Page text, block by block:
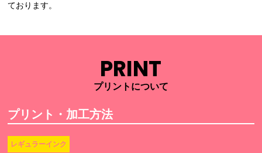
ております。
PRINT
プリントについて
プリント・加工方法
レギュラーインク